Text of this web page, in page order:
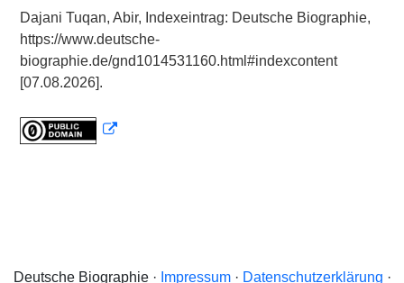
Dajani Tuqan, Abir, Indexeintrag: Deutsche Biographie,
https://www.deutsche-
biographie.de/gnd1014531160.html#indexcontent
[07.08.2026].
Deutsche Biographie · Impressum· Datenschutzerklärung ·